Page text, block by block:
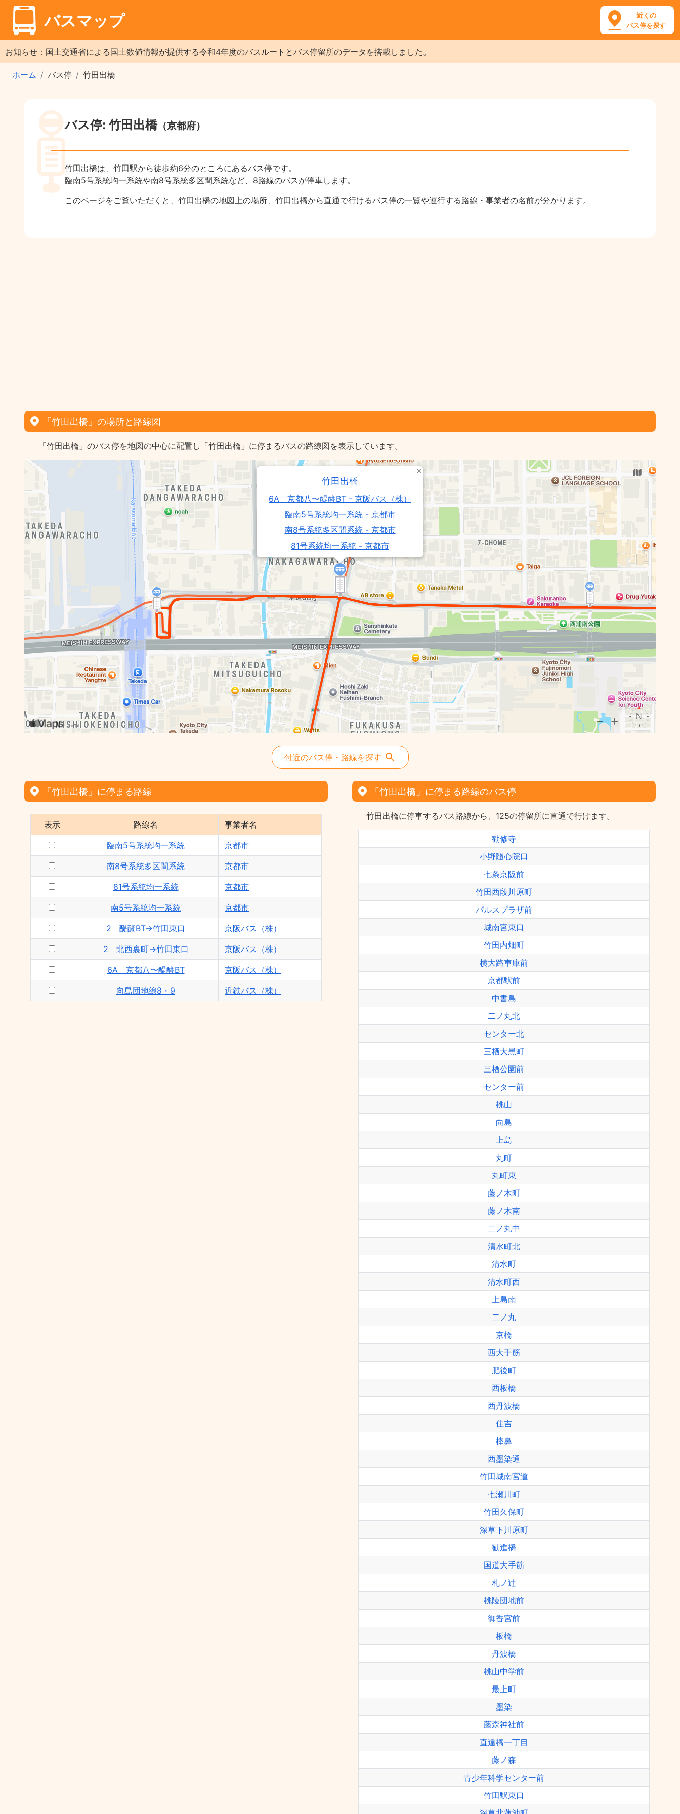
バスマップ
近くの
バス停を探す
お知らせ：国土交通省による国土数値情報が提供する令和4年度のバスルートとバス停留所のデータを搭載しました。
ホーム バス停 竹田出橋
バス停: 竹田出橋（京都府）
竹田出橋は、竹田駅から徒歩約6分のところにあるバス停です。
臨南5号系統均一系統や南8号系統多区間系統など、8路線のバスが停車します。
このページをご覧いただくと、竹田出橋の地図上の場所、竹田出橋から直通で行けるバス停の一覧や運行する路線・事業者の名前が分かります。
「竹田出橋」の場所と路線図
「竹田出橋」のバス停を地図の中心に配置し「竹田出橋」に停まるバスの路線図を表示しています。
竹田出橋
6A 京都八〜醍醐BT - 京阪バス（株）
臨南5号系統均一系統 - 京都市
南8号系統多区間系統 - 京都市
81号系統均一系統 - 京都市
向島団地線8・9 - 近鉄バス（株）
2 醍醐BT→竹田東口 - 京阪バス（株）
2 北西裏町→竹田東口 - 京阪バス（株）
南5号系統均一系統 - 京都市
付近のバス停・路線を探す
「竹田出橋」に停まる路線
表示 路線名 事業者名
臨南5号系統均一系統 京都市
南8号系統多区間系統 京都市
81号系統均一系統 京都市
南5号系統均一系統 京都市
2 醍醐BT→竹田東口 京阪バス（株）
2 北西裏町→竹田東口 京阪バス（株）
6A 京都八〜醍醐BT 京阪バス（株）
向島団地線8・9 近鉄バス（株）
「竹田出橋」に停まる路線のバス停
竹田出橋に停車するバス路線から、125の停留所に直通で行けます。
勧修寺
小野隨心院口
七条京阪前
竹田西段川原町
パルスプラザ前
城南宮東口
竹田内畑町
横大路車庫前
京都駅前
中書島
二ノ丸北
センター北
三栖大黒町
三栖公園前
センター前
桃山
向島
上島
丸町
丸町東
藤ノ木町
藤ノ木南
二ノ丸中
清水町北
清水町
清水町西
上島南
二ノ丸
京橋
西大手筋
肥後町
西板橋
西丹波橋
住吉
棒鼻
西墨染通
竹田城南宮道
七瀬川町
竹田久保町
深草下川原町
勧進橋
国道大手筋
札ノ辻
桃陵団地前
御香宮前
板橋
丹波橋
桃山中学前
最上町
墨染
藤森神社前
直違橋一丁目
藤ノ森
青少年科学センター前
竹田駅東口